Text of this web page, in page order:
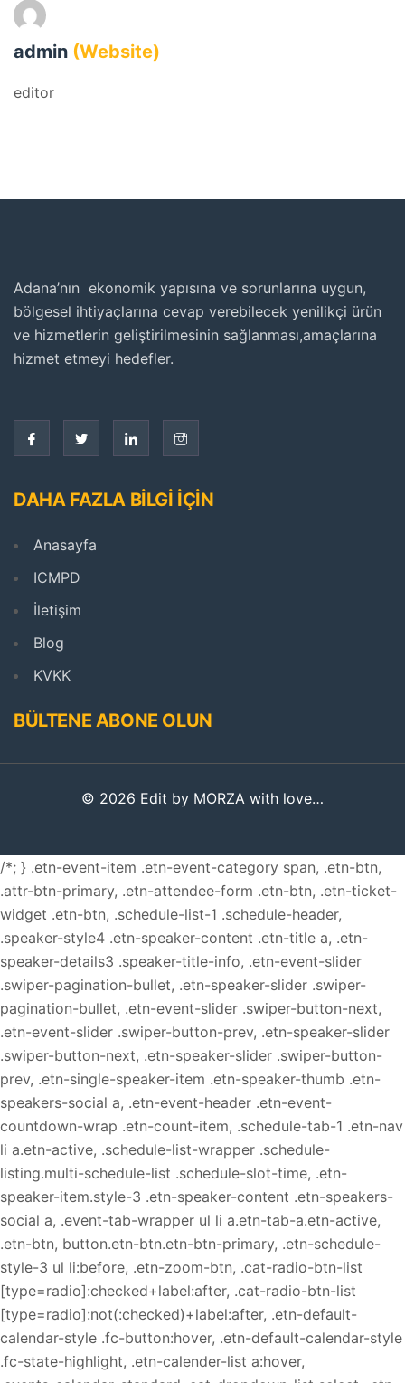
admin (Website)
editor
Adana’nın ekonomik yapısına ve sorunlarına uygun,
bölgesel ihtiyaçlarına cevap verebilecek yenilikçi ürün
ve hizmetlerin geliştirilmesinin sağlanması,amaçlarına
hizmet etmeyi hedefler.
DAHA FAZLA BİLGİ İÇİN
Anasayfa
ICMPD
İletişim
Blog
KVKK
BÜLTENE ABONE OLUN
© 2026 Edit by MORZA with love…
/*; } .etn-event-item .etn-event-category span, .etn-btn,
.attr-btn-primary, .etn-attendee-form .etn-btn, .etn-ticket-
widget .etn-btn, .schedule-list-1 .schedule-header,
.speaker-style4 .etn-speaker-content .etn-title a, .etn-
speaker-details3 .speaker-title-info, .etn-event-slider
.swiper-pagination-bullet, .etn-speaker-slider .swiper-
pagination-bullet, .etn-event-slider .swiper-button-next,
.etn-event-slider .swiper-button-prev, .etn-speaker-slider
.swiper-button-next, .etn-speaker-slider .swiper-button-
prev, .etn-single-speaker-item .etn-speaker-thumb .etn-
speakers-social a, .etn-event-header .etn-event-
countdown-wrap .etn-count-item, .schedule-tab-1 .etn-nav
li a.etn-active, .schedule-list-wrapper .schedule-
listing.multi-schedule-list .schedule-slot-time, .etn-
speaker-item.style-3 .etn-speaker-content .etn-speakers-
social a, .event-tab-wrapper ul li a.etn-tab-a.etn-active,
.etn-btn, button.etn-btn.etn-btn-primary, .etn-schedule-
style-3 ul li:before, .etn-zoom-btn, .cat-radio-btn-list
[type=radio]:checked+label:after, .cat-radio-btn-list
[type=radio]:not(:checked)+label:after, .etn-default-
calendar-style .fc-button:hover, .etn-default-calendar-style
.fc-state-highlight, .etn-calender-list a:hover,